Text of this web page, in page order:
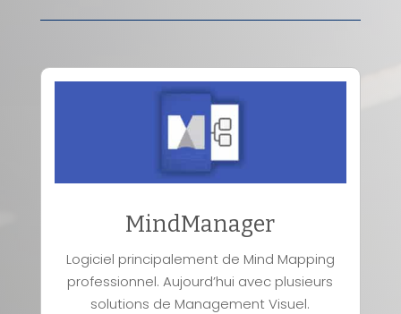
MindManager
Logiciel principalement de Mind Mapping
professionnel. Aujourd’hui avec plusieurs
solutions de Management Visuel.